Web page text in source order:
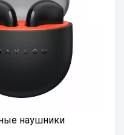
наушники